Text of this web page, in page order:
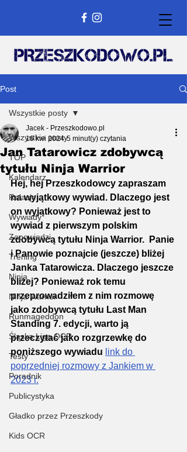
Post
Wszystkie posty
TOP
Kalendarz
Relacje
Wywiady
Zapowiedzi
Trening
Ninja
Ninja Warrior
Runmageddon
Śląska Liga OCR
Testy
Poradnik
Publicystyka
Gładko przez Przeszkody
Kids OCR
Wszystkie posty
Jan Tatarowicz zdobywcą
tytułu Ninja Warrior
Jacek - Przeszkodowo.pl
16 kwi 2024 5 minut(y) czytania
Hej, hej Przeszkodowcy zapraszam
na wyjątkowy wywiad. Dlaczego jest
on wyjątkowy? Ponieważ jest to
wywiad z pierwszym polskim
zdobywcą tytułu Ninja Warrior.  Panie
i Panowie poznajcie (jeszcze) bliżej
Janka Tatarowicza. Dlaczego jeszcze
bliżej? Ponieważ rok temu
przeprowadziłem z nim rozmowę
jako zdobywcą tytułu Last Man
Standing 7. edycji, warto ją
przeczytać jako rozgrzewkę do
poniższego wywiadu link do
poprzedniej rozmowy z Jankiem w
2023 r.